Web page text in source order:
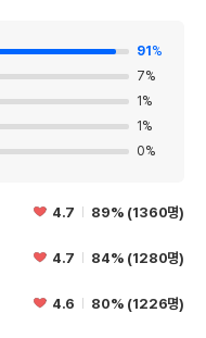
91 %
7%
1 %
1 %
0%
4.7 89% (1360명)
4.7 84% (1280명)
4.6 80% (1226명)